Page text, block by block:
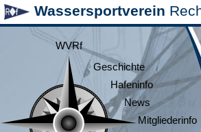
Wassersportverein
WVRf
Geschichte
Hafeninfo
News
Mitgliederinfo